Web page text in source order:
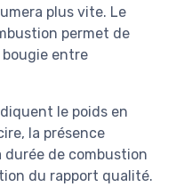
plus vite. Le
permet de
entre
le poids en
la présence
durée de combustion
du rapport qualité.